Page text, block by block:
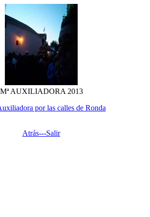
Mª AUXILIADORA 2013
por las calles de Ronda
Atrás---Salir